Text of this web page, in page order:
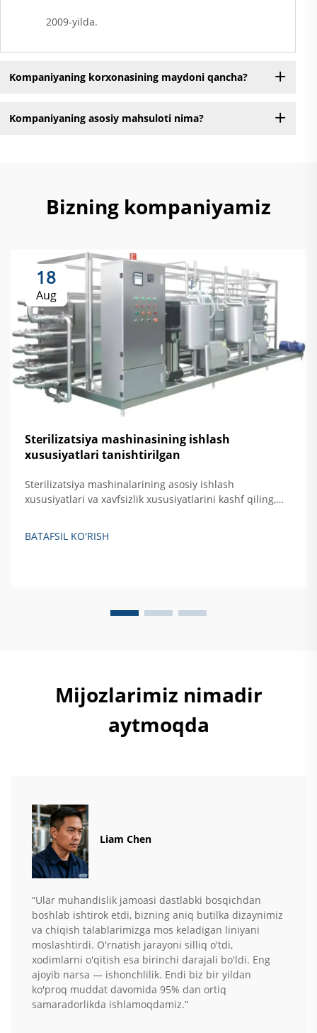
2009-yilda.
Kompaniyaning korxonasining maydoni qancha?
Kompaniyaning asosiy mahsuloti nima?
Bizning kompaniyamiz
18
Aug
Sterilizatsiya mashinasining ishlash
xususiyatlari tanishtirilgan
Sterilizatsiya mashinalarining asosiy ishlash
xususiyatlari va xavfsizlik xususiyatlarini kashf qiling,
samarali qattiq akslantiruvchi sterilizatsiya qilishni
BATAFSIL KO'RISH
Mijozlarimiz nimadir
aytmoqda
Liam Chen
“Ular muhandislik jamoasi dastlabki bosqichdan
boshlab ishtirok etdi, bizning aniq butilka dizaynimiz
va chiqish talablarimizga mos keladigan liniyani
moslashtirdi. O'rnatish jarayoni silliq o'tdi,
xodimlarni o'qitish esa birinchi darajali bo'ldi. Eng
ajoyib narsa — ishonchlilik. Endi biz bir yildan
ko'proq muddat davomida 95% dan ortiq
samaradorlikda ishlamoqdamiz.”